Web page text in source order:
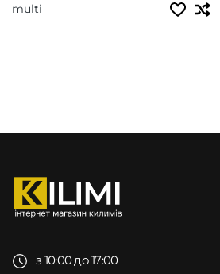
multi
з 10:00 до 17:00